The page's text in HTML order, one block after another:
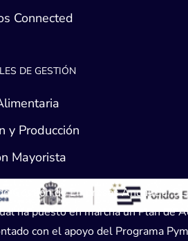
Connected
DE GESTIÓN
y Producción
Mayorista
Gestión de Empresas Andaucía,
ha puesto en marcha un Plan
con el apoyo del Programa